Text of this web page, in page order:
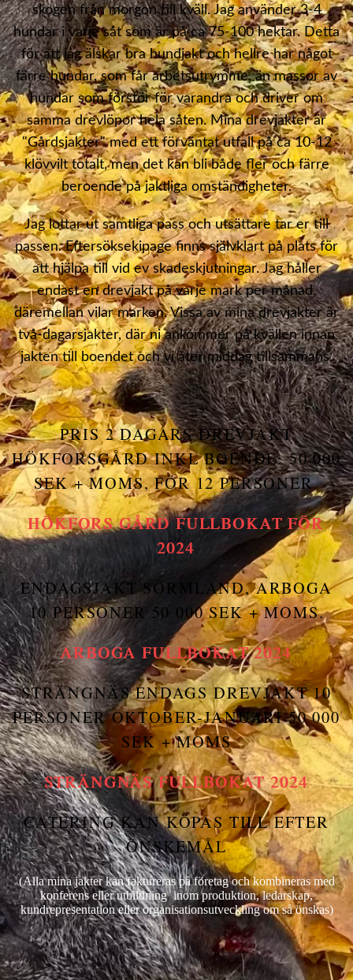
skogen från morgon till kväll. Jag använder 3-4
hundar i varje såt som är på ca 75-100 hektar. Detta
för att jag älskar bra hundjakt och hellre har något
färre hundar, som får arbetsutrymme, än massor av
hundar som förstör för varandra och driver om
samma drevlöpor hela såten. Mina drevjakter är
"Gårdsjakter" med ett förväntat utfall på ca 10-12
klövvilt totalt, men det kan bli både fler och färre
beroende på jaktliga omständigheter.
Jag lottar ut samtliga pass och utsättare tar er till
passen. Eftersöksekipage finns självklart på plats för
att hjälpa till vid ev skadeskjutningar. Jag håller
endast en drevjakt på varje mark per månad,
däremellan vilar marken. Vissa av mina drevjakter är
två-dagarsjakter, där ni ankommer på kvällen innan
jakten till boendet och vi äter middag tillsammans.
PRIS 2 DAGARS DREVJAKT
HÖKFORSGÅRD INKL BOENDE: 50 000
SEK + MOMS, FÖR 12 PERSONER.
HÖKFORS GÅRD FULLBOKAT FÖR
2024
ENDAGSJAKT SÖRMLAND, ARBOGA
10 PERSONER 50 000 SEK + MOMS.
ARBOGA FULLBOKAT 2024
STRÄNGNÄS ENDAGS DREVJAKT 10
PERSONER OKTOBER-JANUARI 50 000
SEK + MOMS
STRÄNGNÄS FULLBOKAT 2024
CATERING KAN KÖPAS TILL EFTER
ÖNSKEMÅL
(Alla mina jakter kan faktureras på företag och kombineras med
konferens eller utbildning inom produktion, ledarskap,
kundrepresentation eller organisationsutveckling om så önskas)